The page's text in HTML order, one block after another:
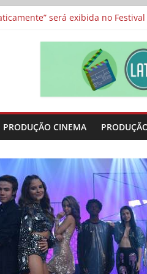
“Os Feiticeiros Inocentes” e
será exibida no
e divide prêmio principal entre
metragens sobre
PRODUÇÃO CINEMA